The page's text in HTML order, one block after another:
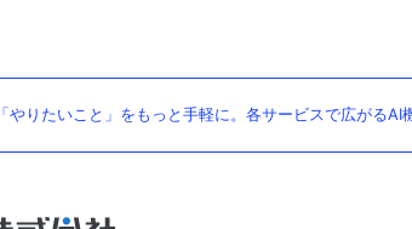
やりたいこと」をもっと手軽に。各サービスで広がるAI